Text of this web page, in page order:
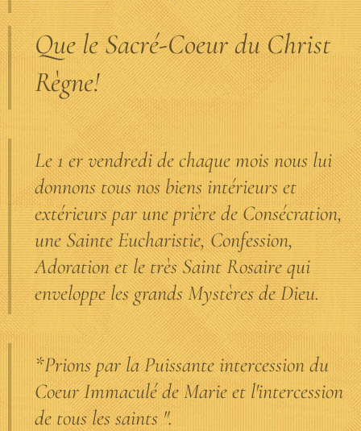
Que le Sacré-Coeur du Christ
Règne!
Le 1 er vendredi de chaque mois nous lui
donnons tous nos biens intérieurs et
extérieurs par une prière de Consécration,
une Sainte Eucharistie, Confession,
Adoration et le très Saint Rosaire qui
enveloppe les grands Mystères de Dieu.
*Prions par la Puissante intercession du
Coeur Immaculé de Marie et l'intercession
de tous les saints ".